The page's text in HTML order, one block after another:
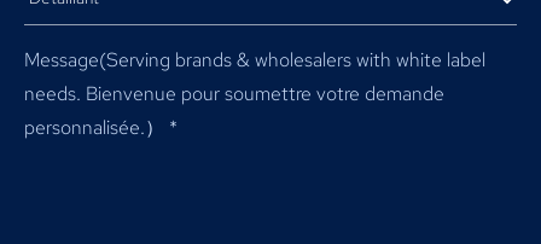
Message(Serving brands & wholesalers with white label
needs. Bienvenue pour soumettre votre demande
personnalisée.）
*